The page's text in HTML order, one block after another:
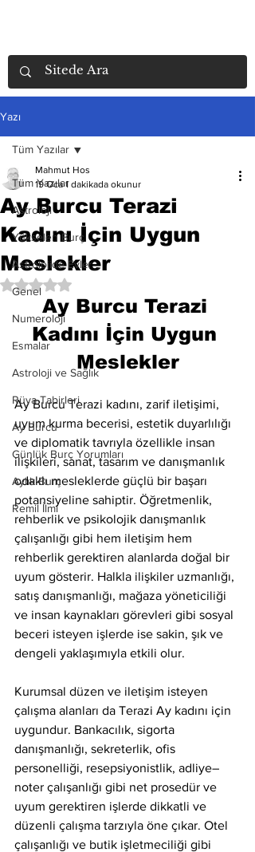
Yazı
Tüm Yazılar
Astroloji
Yükselen Burç
Astrolojide Evler
Genel
Numeroloji
Esmalar
Astroloji ve Sağlık
Rüya Tabirleri
Ay Burcu
Günlük Burç Yorumları
Aylık Burç
Remil İlmi
Tüm Yazılar
Ay Burcu Terazi
Kadını İçin Uygun
Meslekler
Mahmut Hos
19 Oca 1 dakikada okunur
5 üzerinden NaN yıldız
Ay Burcu Terazi
Kadını İçin Uygun
Meslekler
Ay Burcu Terazi kadını, zarif iletişimi,
uyum kurma becerisi, estetik duyarlılığı
ve diplomatik tavrıyla özellikle insan
ilişkileri, sanat, tasarım ve danışmanlık
odaklı mesleklerde güçlü bir başarı
potansiyeline sahiptir. Öğretmenlik,
rehberlik ve psikolojik danışmanlık
çalışanlığı gibi hem iletişim hem
rehberlik gerektiren alanlarda doğal bir
uyum gösterir. Halkla ilişkiler uzmanlığı,
satış danışmanlığı, mağaza yöneticiliği
ve insan kaynakları görevleri gibi sosyal
beceri isteyen işlerde ise sakin, şık ve
dengeli yaklaşımıyla etkili olur.
Kurumsal düzen ve iletişim isteyen
çalışma alanları da Terazi Ay kadını için
uygundur. Bankacılık, sigorta
danışmanlığı, sekreterlik, ofis
personelliği, resepsiyonistlik, adliye–
noter çalışanlığı gibi net prosedür ve
uyum gerektiren işlerde dikkatli ve
düzenli çalışma tarzıyla öne çıkar. Otel
çalışanlığı ve butik işletmeciliği gibi